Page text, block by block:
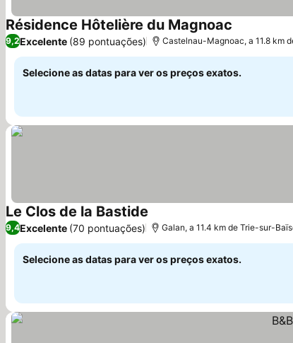
Résidence Hôtelière du Magnoac
9,2Excelente (89 pontuações) Castelnau-Magnoac, a 11.8 km
Selecione as datas para ver os preços exatos.
Le Clos de la Bastide Ver preços
9,4Excelente (70 pontuações) Galan, a 11.4 km de Trie-sur-
Selecione as datas para ver os preços exatos.